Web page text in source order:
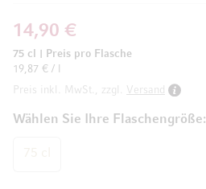
Wählen Sie Ihre Flaschengröße
14,90 €
75 cl
Preis pro Flasche
19,87 € / l
Preis inkl. MwSt., zzgl.
Versand